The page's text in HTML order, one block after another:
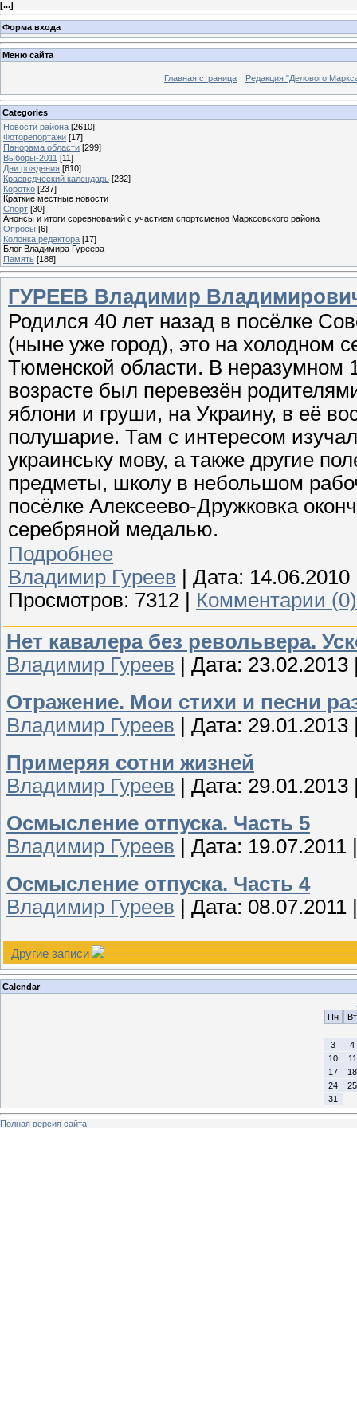
[...]
Форма входа
Меню сайта
Главная страница Редакция "Делового
Categories
Новости района [2610]
Фоторепортажи [17]
Панорама области [299]
Выборы-2011 [11]
Дни рождения [610]
Краеведческий календарь [232]
Коротко [237]
Краткие местные новости
Спорт [30]
Анонсы и итоги соревнований с участием спортсменов Марксовского района
Опросы [6]
Колонка редактора [17]
Блог Владимира Гуреева
Память [188]
ГУРЕЕВ Владимир
Родился 40 лет назад в посёлке
(ныне уже город), это на холодном
Тюменской области. В неразумном
возрасте был перевезён
яблони и груши, на Украину, в её
полушарие. Там с интересом изучал
украинську мову, а также другие
предметы, школу в небольшом
посёлке Алексеево-Дружковка
серебряной медалью.
Подробнее
Владимир Гуреев | Дата: 14.06.2010
Просмотров: 7312 | Комментарии (0)
Нет кавалера без револьвера.
Владимир Гуреев | Дата: 23.02.2013
Отражение. Мои стихи и песни
Владимир Гуреев | Дата: 29.01.2013
Примеряя сотни жизней
Владимир Гуреев | Дата: 29.01.2013
Осмысление отпуска. Часть 5
Владимир Гуреев | Дата: 19.07.2011
Осмысление отпуска. Часть 4
Владимир Гуреев | Дата: 08.07.2011
Другие записи
Calendar
Пн
Вт
3
4
10
11
17
18
24
25
31
Полная версия сайта